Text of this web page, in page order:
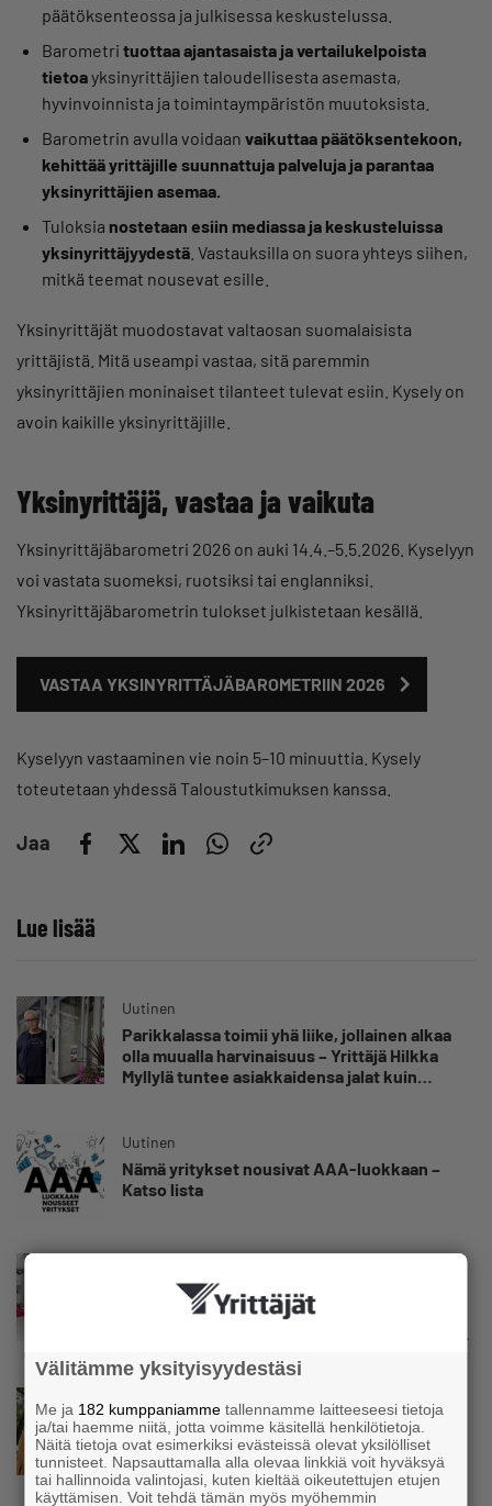
päätöksenteossa ja julkisessa keskustelussa.
Barometri tuottaa ajantasaista ja vertailukelpoista
tietoayksinyrittäjien taloudellisesta asemasta,
hyvinvoinnista ja toimintaympäristön muutoksista.
Barometrin avulla voidaan vaikuttaa päätöksentekoon,
kehittää yrittäjille suunnattuja palveluja ja parantaa
yksinyrittäjien asemaa.
Tuloksia nostetaan esiin mediassa ja keskusteluissa
yksinyrittäjyydestä . Vastauksilla on suora yhteys siihen,
mitkä teemat nousevat esille.
Yksinyrittäjät muodostavat valtaosan suomalaisista
yrittäjistä. Mitä useampi vastaa, sitä paremmin
yksinyrittäjien moninaiset tilanteet tulevat esiin. Kysely on
avoin kaikille yksinyrittäjille.
Yksinyrittäjä, vastaa ja vaikuta
Yksinyrittäjäbarometri 2026 on auki 14.4.–5.5.2026. Kyselyyn
voi vastata suomeksi, ruotsiksi tai englanniksi.
Yksinyrittäjäbarometrin tulokset julkistetaan kesällä.
VASTAA YKSINYRITTÄJÄBAROMETRIIN 2026
Kyselyyn vastaaminen vie noin 5–10 minuuttia. Kysely
toteutetaan yhdessä Taloustutkimuksen kanssa.
Jaa
Lue lisää
Uutinen
Parikkalassa toimii yhä liike, jollainen alkaa
olla muualla harvinaisuus – Yrittäjä Hilkka
Myllylä tuntee asiakkaidensa jalat kuin
Uutinen
Nämä yritykset nousivat AAA-luokkaan –
Katso lista
Kolmesta syövästä, uupumuksista ja
syömishäiriöstä selvinnyt Mira Rinne: ”Kun
kuuluvaa epävarmuutta”
Siivousyrittäjän työntekijä joutuu
matkustamaan yli 300 kilometriä
suorittaakseen ajokortin – ”Ei aja syrjäseudun
etua”
Välitämme yksityisyydestäsi
Me ja 182 kumppaniamme tallennamme laitteeseesi tietoja
ja/tai haemme niitä, jotta voimme käsitellä henkilötietoja.
Näitä tietoja ovat esimerkiksi evästeissä olevat yksilölliset
tunnisteet. Napsauttamalla alla olevaa linkkiä voit hyväksyä
tai hallinnoida valintojasi, kuten kieltää oikeutettujen etujen
käyttämisen. Voit tehdä tämän myös myöhemmin